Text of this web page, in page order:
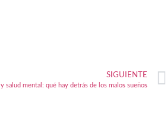
SIGUIENTE
y salud mental: qué hay detrás de los malos sueños